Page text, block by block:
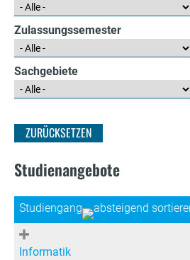
Zulassungssemester
Sachgebiete
Studienangebote
Studiengang
Informatik